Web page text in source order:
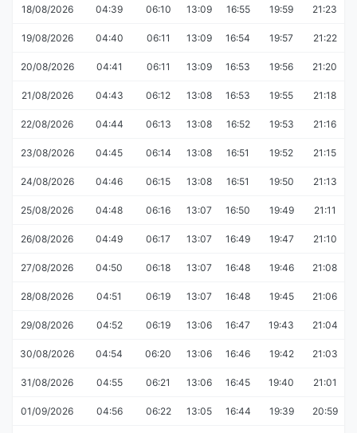
18/08/2026 04:39 06:10 13:09 16:55 19:59 21:23
19/08/2026 04:40 06:11 13:09 16:54 19:57 21:22
20/08/2026 04:41 06:11 13:09 16:53 19:56 21:20
21/08/2026 04:43 06:12 13:08 16:53 19:55 21:18
22/08/2026 04:44 06:13 13:08 16:52 19:53 21:16
23/08/2026 04:45 06:14 13:08 16:51 19:52 21:15
24/08/2026 04:46 06:15 13:08 16:51 19:50 21:13
25/08/2026 04:48 06:16 13:07 16:50 19:49 21:11
26/08/2026 04:49 06:17 13:07 16:49 19:47 21:10
27/08/2026 04:50 06:18 13:07 16:48 19:46 21:08
28/08/2026 04:51 06:19 13:07 16:48 19:45 21:06
29/08/2026 04:52 06:19 13:06 16:47 19:43 21:04
30/08/2026 04:54 06:20 13:06 16:46 19:42 21:03
31/08/2026 04:55 06:21 13:06 16:45 19:40 21:01
01/09/2026 04:56 06:22 13:05 16:44 19:39 20:59